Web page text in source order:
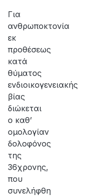
Για
ανθρωποκτονία
εκ
προθέσεως
κατά
θύματος
ενδιοικογενειακής
βίας
διώκεται
ο καθ’
ομολογίαν
δολοφόνος
της
36χρονης,
που
συνελήφθη